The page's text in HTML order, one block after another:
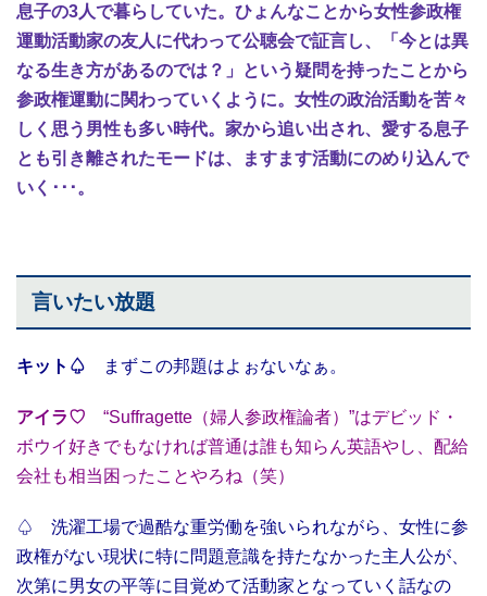
息子の3人で暮らしていた。ひょんなことから女性参政権
運動活動家の友人に代わって公聴会で証言し、「今とは異
なる生き方があるのでは？」という疑問を持ったことから
参政権運動に関わっていくように。女性の政治活動を苦々
しく思う男性も多い時代。家から追い出され、愛する息子
とも引き離されたモードは、ますます活動にのめり込んで
いく･･･。
言いたい放題
キット♤ まずこの邦題はよぉないなぁ。
アイラ♡ “Suffragette（婦人参政権論者）”はデビッド・
ボウイ好きでもなければ普通は誰も知らん英語やし、配給
会社も相当困ったことやろね（笑）
♤ 洗濯工場で過酷な重労働を強いられながら、女性に参
政権がない現状に特に問題意識を持たなかった主人公が、
次第に男女の平等に目覚めて活動家となっていく話なの